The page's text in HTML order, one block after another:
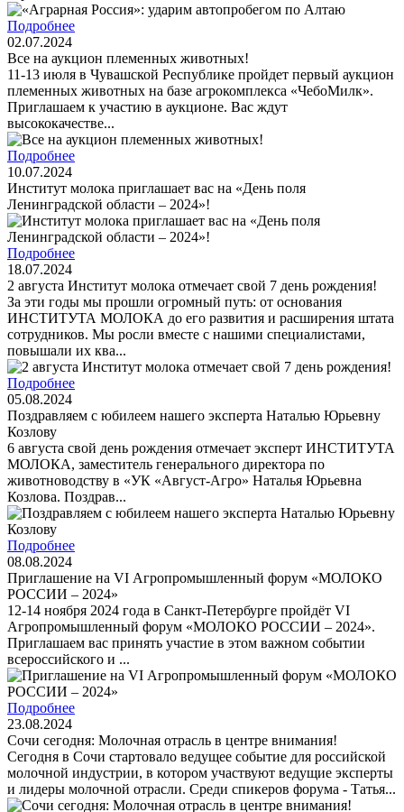
Подробнее
02.07.2024
Все на аукцион племенных животных!
11-13 июля в Чувашской Республике пройдет первый аукцион
племенных животных на базе агрокомплекса «ЧебоМилк».
Приглашаем к участию в аукционе. Вас ждут
высококачестве...
Подробнее
10.07.2024
Институт молока приглашает вас на «День поля
Ленинградской области – 2024»!
Подробнее
18.07.2024
2 августа Институт молока отмечает свой 7 день рождения!
За эти годы мы прошли огромный путь: от основания
ИНСТИТУТА МОЛОКА до его развития и расширения штата
сотрудников. Мы росли вместе с нашими специалистами,
повышали их ква...
Подробнее
05.08.2024
Поздравляем с юбилеем нашего эксперта Наталью Юрьевну
Козлову
6 августа свой день рождения отмечает эксперт ИНСТИТУТА
МОЛОКА, заместитель генерального директора по
животноводству в «УК «Август-Агро» Наталья Юрьевна
Козлова. Поздрав...
Подробнее
08.08.2024
Приглашение на VI Агропромышленный форум «МОЛОКО
РОССИИ – 2024»
12-14 ноября 2024 года в Санкт-Петербурге пройдёт VI
Агропромышленный форум «МОЛОКО РОССИИ – 2024».
Приглашаем вас принять участие в этом важном событии
всероссийского и ...
Подробнее
23.08.2024
Сочи сегодня: Молочная отрасль в центре внимания!
Сегодня в Сочи стартовало ведущее событие для российской
молочной индустрии, в котором участвуют ведущие эксперты
и лидеры молочной отрасли. Среди спикеров форума - Татья...